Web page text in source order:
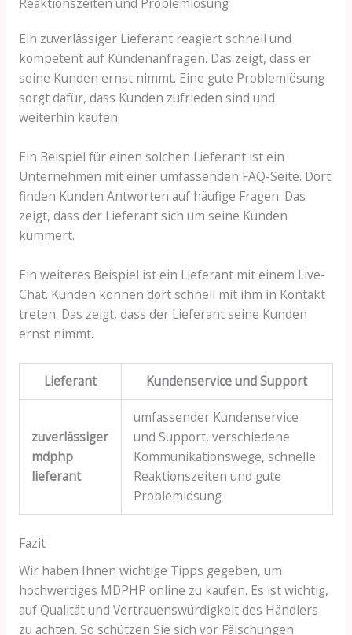
Ein zuverlässiger Lieferant reagiert schnell und
kompetent auf Kundenanfragen. Das zeigt, dass er
seine Kunden ernst nimmt. Eine gute Problemlösung
sorgt dafür, dass Kunden zufrieden sind und
weiterhin kaufen.
Ein Beispiel für einen solchen Lieferant ist ein
Unternehmen mit einer umfassenden FAQ-Seite. Dort
finden Kunden Antworten auf häufige Fragen. Das
zeigt, dass der Lieferant sich um seine Kunden
kümmert.
Ein weiteres Beispiel ist ein Lieferant mit einem Live-
Chat. Kunden können dort schnell mit ihm in Kontakt
treten. Das zeigt, dass der Lieferant seine Kunden
ernst nimmt.
Lieferant Kundenservice und Support
zuverlässiger
mdphp
lieferant
umfassender Kundenservice
und Support, verschiedene
Kommunikationswege, schnelle
Reaktionszeiten und gute
Problemlösung
Fazit
Wir haben Ihnen wichtige Tipps gegeben, um
hochwertiges MDPHP online zu kaufen. Es ist wichtig,
auf Qualität und Vertrauenswürdigkeit des Händlers
zu achten. So schützen Sie sich vor Fälschungen.